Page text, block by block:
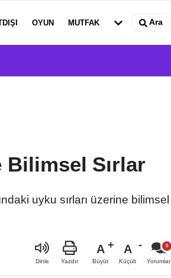
OYUN MUTFAK Ara
Bilimsel Sırlar
uyku sırları üzerine bilimsel
Dinle Yazdır
A
Büyüt
A
Küçült Yorumlar